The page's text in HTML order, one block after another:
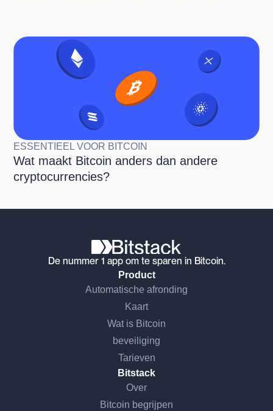
ESSENTIEEL VOOR BITCOIN
Wat maakt Bitcoin anders dan andere
cryptocurrencies?
De nummer 1 app om te sparen in Bitcoin.
Product
Automatische afronding
Kaart
Wat is Bitcoin
beveiliging
Tarieven
Bitstack
Over
Bitcoin begrijpen